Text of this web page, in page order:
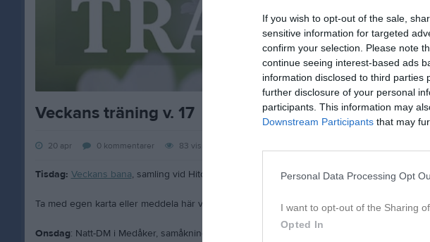
If you wish to opt-out of the sale,
sensitive information for targeted
confirm your selection. Please note
continue seeing interest-based ads
information disclosed to third parties
further disclosure of your personal
participants. This information may
Downstream Participants that may
Personal Data Processing Opt
I want to opt-out of the Sharing
Opted In
Veckans träning v. 17
20 apr 0 kommentarer 83 visningar
Tisdag: Veckans bana, samling vid Hitorpsbadet kl 18
Ta med egen karta eller meddela här vilken/vilka banor du vill ha senast tis kl 15
Onsdag: Natt-DM i Medåker, samåkning för de som vill från Israelssons möbler kl 19